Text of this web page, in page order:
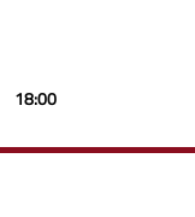
18:00